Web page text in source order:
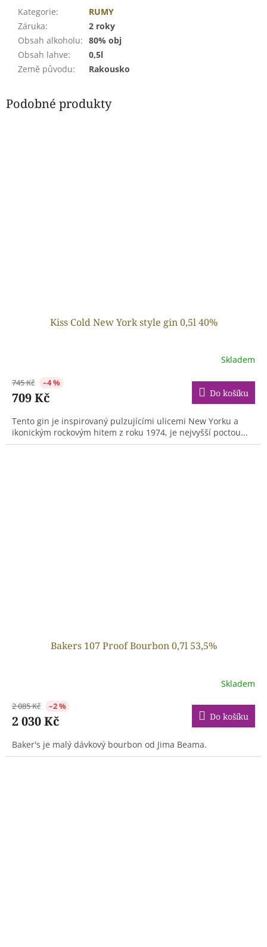
Kategorie:
RUMY
Záruka:
2 roky
Obsah alkoholu: 80% obj
Obsah lahve:
0,5l
Země původu: Rakousko
Podobné produkty
Kiss Cold New York style gin 0,5l 40%
Skladem
745 Kč –4 %
709 Kč Do košíku
Tento gin je inspirovaný pulzujícími ulicemi New Yorku a
ikonickým rockovým hitem z roku 1974, je nejvyšší poctou...
Bakers 107 Proof Bourbon 0,7l 53,5%
Skladem
2 085 Kč –2 %
2 030 Kč Do košíku
Baker's je malý dávkový bourbon od Jima Beama.